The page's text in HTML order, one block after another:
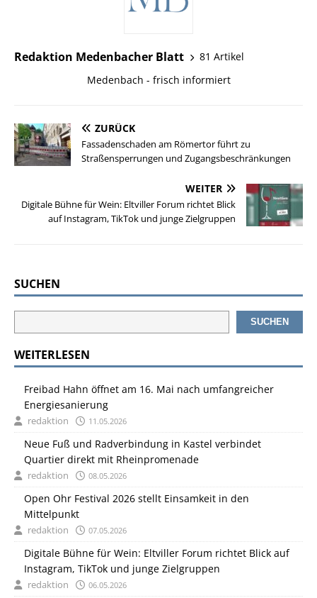
Redaktion Medenbacher Blatt
81 Artikel
Medenbach - frisch informiert
ZURÜCK
Fassadenschaden am Römertor führt zu
Straßensperrungen und Zugangsbeschränkungen
WEITER
Digitale Bühne für Wein: Eltviller Forum richtet Blick
auf Instagram, TikTok und junge Zielgruppen
SUCHEN
SUCHEN
WEITERLESEN
Freibad Hahn öffnet am 16. Mai nach umfangreicher
Energiesanierung
redaktion 11.05.2026
Neue Fuß und Radverbindung in Kastel verbindet
Quartier direkt mit Rheinpromenade
redaktion 08.05.2026
Open Ohr Festival 2026 stellt Einsamkeit in den
Mittelpunkt
redaktion 07.05.2026
Digitale Bühne für Wein: Eltviller Forum richtet Blick auf
Instagram, TikTok und junge Zielgruppen
redaktion 06.05.2026